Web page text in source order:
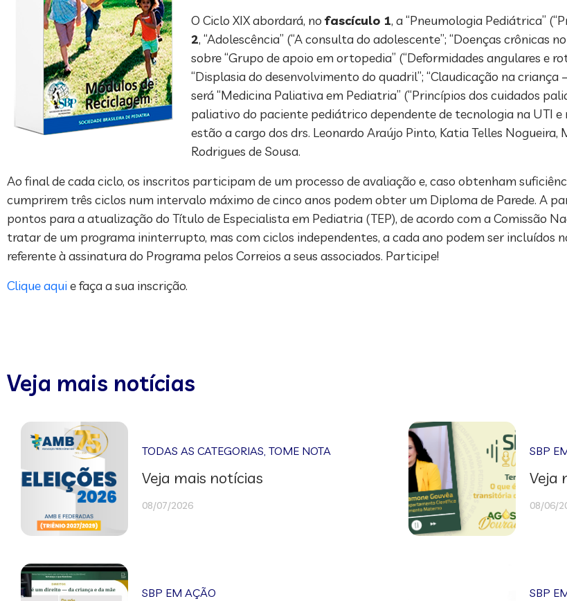
O Ciclo XIX abordará, no fascículo 1, a “Pneumologia Pediátrica”
2, “Adolescência” (“A consulta do adolescente”; “Doenças crônicas
sobre “Grupo de apoio em ortopedia” (“Deformidades angulares e
“Displasia do desenvolvimento do quadril”; “Claudicação na criança
será “Medicina Paliativa em Pediatria” (“Princípios dos cuidados
paliativo do paciente pediátrico dependente de tecnologia na UTI e
estão a cargo dos drs. Leonardo Araújo Pinto, Katia Telles
Rodrigues de Sousa.
Ao final de cada ciclo, os inscritos participam de um processo de avaliação e, caso obtenham
cumprirem três ciclos num intervalo máximo de cinco anos podem obter um Diploma de Parede. A
pontos para a atualização do Título de Especialista em Pediatria (TEP), de acordo com a Comissão
tratar de um programa ininterrupto, mas com ciclos independentes, a cada ano podem ser incluídos
referente à assinatura do Programa pelos Correios a seus associados. Participe!
Clique aqui e faça a sua inscrição.
Veja mais notícias
TODAS AS CATEGORIAS,TOME NOTA
Veja mais notícias
08/07/2026
SBP
Veja
08/06/
SBP EM AÇÃO SBP